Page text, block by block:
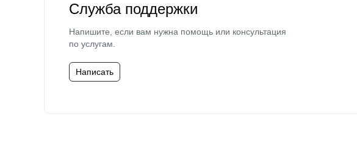
Служба поддержки
Напишите, если вам нужна помощь или консультация
по услугам.
Написать